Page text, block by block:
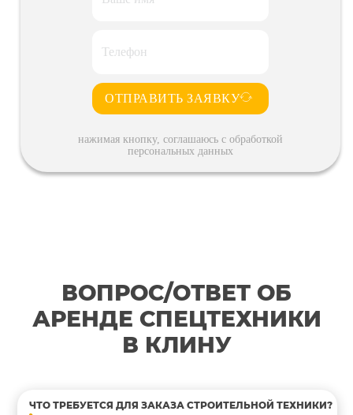
ОТПРАВИТЬ ЗАЯВКУ
нажимая кнопку, соглашаюсь с обработкой
персональных данных
ВОПРОС/ОТВЕТ ОБ
АРЕНДЕ СПЕЦТЕХНИКИ
В КЛИНУ
ЧТО ТРЕБУЕТСЯ ДЛЯ ЗАКАЗА СТРОИТЕЛЬНОЙ ТЕХНИКИ?